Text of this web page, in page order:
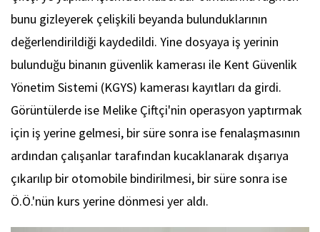
bunu gizleyerek çelişkili beyanda bulunduklarının
değerlendirildiği kaydedildi. Yine dosyaya iş yerinin
bulunduğu binanın güvenlik kamerası ile Kent Güvenlik
Yönetim Sistemi (KGYS) kamerası kayıtları da girdi.
Görüntülerde ise Melike Çiftçi'nin operasyon yaptırmak
için iş yerine gelmesi, bir süre sonra ise fenalaşmasının
ardından çalışanlar tarafından kucaklanarak dışarıya
çıkarılıp bir otomobile bindirilmesi, bir süre sonra ise
Ö.Ö.'nün kurs yerine dönmesi yer aldı.